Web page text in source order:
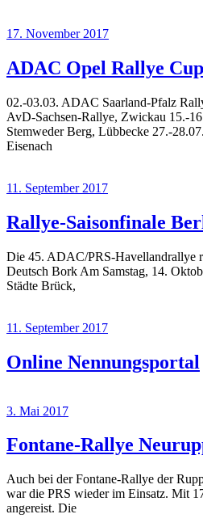
17. November 2017
ADAC Opel Rallye
02.-03.03. ADAC Saarland-Pfalz
AvD-Sachsen-Rallye, Zwickau 15.-
Stemweder Berg, Lübbecke 27.-
Eisenach
11. September 2017
Rallye-Saisonfinale
Die 45. ADAC/PRS-Havellandrallye
Deutsch Bork Am Samstag, 14.
Städte Brück,
11. September 2017
Online Nennungsportal
3. Mai 2017
Fontane-Rallye
Auch bei der Fontane-Rallye der
war die PRS wieder im Einsatz. Mit
angereist. Die